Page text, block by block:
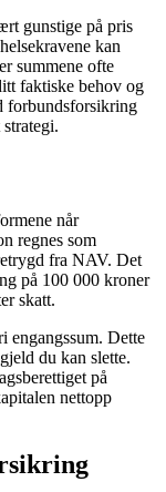
gunstige på pris
kan
summene ofte
faktiske behov og
forbundsforsikring
når
regnes som
fra NAV. Det
på 100 000 kroner
skatt.
engangssum. Dette
du kan slette.
på
nettopp